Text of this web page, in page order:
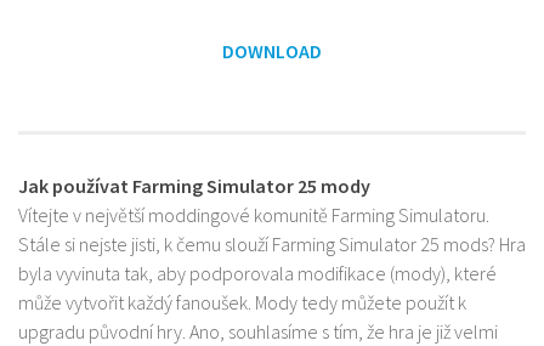
DOWNLOAD
Jak používat Farming Simulator 25 mody
Vítejte v největší moddingové komunitě Farming Simulatoru.
Stále si nejste jisti, k čemu slouží Farming Simulator 25 mods? Hra
byla vyvinuta tak, aby podporovala modifikace (mody), které
může vytvořit každý fanoušek. Mody tedy můžete použít k
upgradu původní hry. Ano, souhlasíme s tím, že hra je již velmi